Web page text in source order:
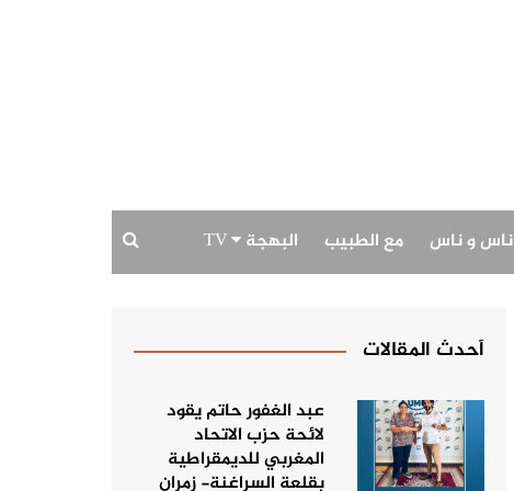
ناس و ناس مع الطبيب البهجة TV
أحدث المقالات
عبد الغفور حاتم يقود
لائحة حزب الاتحاد
المغربي للديمقراطية
بقلعة السراغنة- زمران